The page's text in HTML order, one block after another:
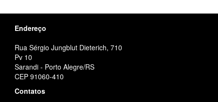
Endereço
Rua Sérgio Jungblut Dieterich, 710
Pv 10
Sarandi - Porto Alegre/RS
CEP 91060-410
Contatos